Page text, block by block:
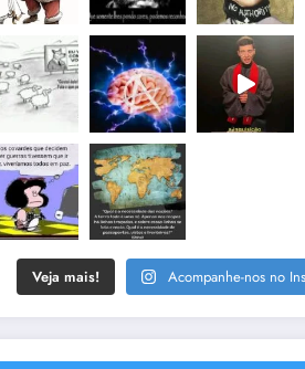
Veja mais! Acompanhe-nos no